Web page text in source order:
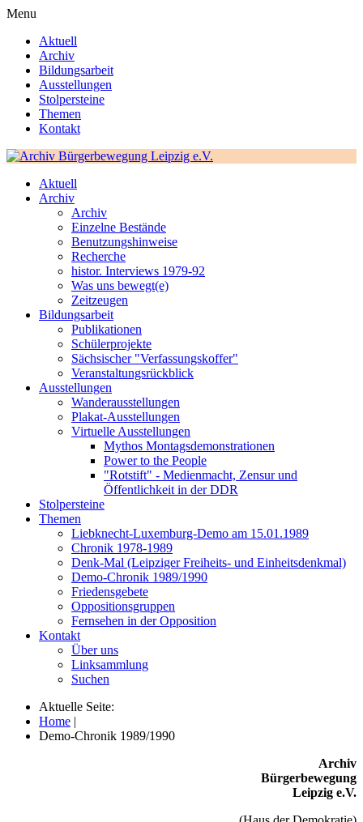
Menu
Aktuell
Archiv
Bildungsarbeit
Ausstellungen
Stolpersteine
Themen
Kontakt
Aktuell
Archiv
Archiv
Einzelne Bestände
Benutzungshinweise
Recherche
histor. Interviews 1979-92
Was uns bewegt(e)
Zeitzeugen
Bildungsarbeit
Publikationen
Schülerprojekte
Sächsischer "Verfassungskoffer"
Veranstaltungsrückblick
Ausstellungen
Wanderausstellungen
Plakat-Ausstellungen
Virtuelle Ausstellungen
Mythos Montagsdemonstrationen
Power to the People
"Rotstift" - Medienmacht, Zensur und
Öffentlichkeit in der DDR
Stolpersteine
Themen
Liebknecht-Luxemburg-Demo am 15.01.1989
Chronik 1978-1989
Denk-Mal (Leipziger Freiheits- und Einheitsdenkmal)
Demo-Chronik 1989/1990
Friedensgebete
Oppositionsgruppen
Fernsehen in der Opposition
Kontakt
Über uns
Linksammlung
Suchen
Aktuelle Seite:
Home |
Demo-Chronik 1989/1990
Archiv
Bürgerbewegung
Leipzig e.V.